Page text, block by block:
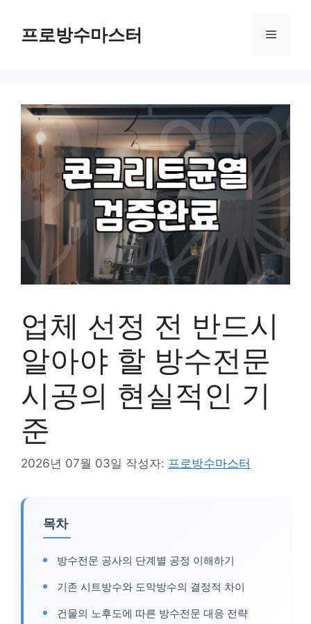
프로방수마스터 메
업체 선정 전 반드시
알아야 할 방수전문
시공의 현실적인 기
준
2026년 07월 03일 작성자: 프로방수마스터
목차
방수전문 공사의 단계별 공정 이해하기
기존 시트방수와 도막방수의 결정적 차이
건물의 노후도에 따른 방수전문 대응 전략